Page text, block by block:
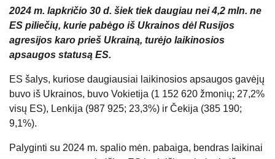
2024 m. lapkričio 30 d. šiek tiek daugiau nei 4,2 mln. ne
ES piliečių, kurie pabėgo iš Ukrainos dėl Rusijos
agresijos karo prieš Ukrainą, turėjo laikinosios
apsaugos statusą ES.
ES šalys, kuriose daugiausiai laikinosios apsaugos gavėjų
buvo iš Ukrainos, buvo Vokietija (1 152 620 žmonių; 27,2%
visų ES), Lenkija (987 925; 23,3%) ir Čekija (385 190;
9,1%).
Palyginti su 2024 m. spalio mėn. pabaiga, bendras laikinai